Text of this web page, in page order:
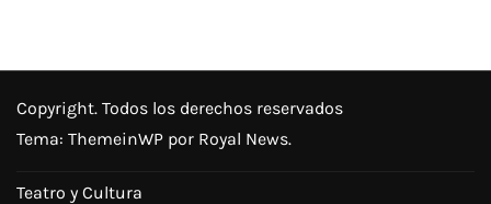
Copyright. Todos los derechos reservados
Tema: ThemeinWP por Royal News.
Teatro y Cultura